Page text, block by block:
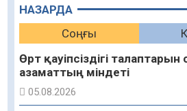
НАЗАРДА
Соңғы
Өрт қауіпсіздігі талаптарын
азаматтың міндеті
05.08.2026